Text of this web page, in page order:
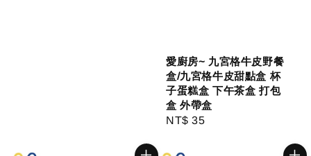
愛廚房~ 九宮格牛皮野餐
盒/九宮格牛皮甜點盒 杯
子蛋糕盒 下午茶盒 打包
盒 外帶盒
Regular
NT$ 35